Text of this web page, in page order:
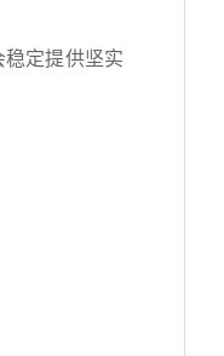
定提供坚实